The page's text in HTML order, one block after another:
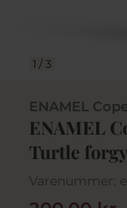
1 / 3
ENAMEL
ENAMEL
Turtle
Varenummer: